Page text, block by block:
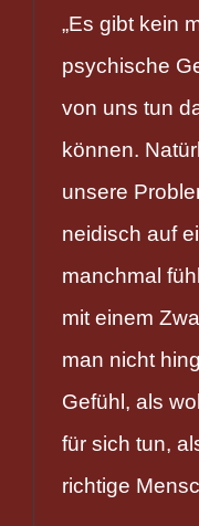
„Es gibt kein
psychische
von uns tun
können.
unsere
neidisch auf
manchmal
mit einem
man nicht
Gefühl, als
für sich tun,
richtige